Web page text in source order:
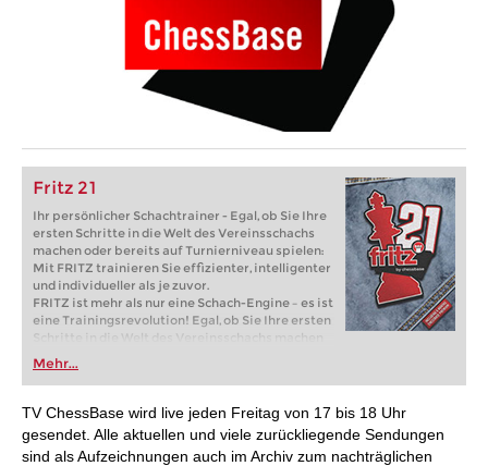
Fritz 21
Ihr persönlicher Schachtrainer - Egal, ob Sie Ihre
ersten Schritte in die Welt des Vereinsschachs
machen oder bereits auf Turnierniveau spielen:
Mit FRITZ trainieren Sie effizienter, intelligenter
und individueller als je zuvor.
FRITZ ist mehr als nur eine Schach-Engine – es ist
eine Trainingsrevolution! Egal, ob Sie Ihre ersten
Schritte in die Welt des Vereinsschachs machen
oder bereits auf Turnierniveau spielen: Mit
FRITZ trainieren Sie effizienter, intelligenter und
individueller als je zuvor.
Mehr...
TV ChessBase wird live jeden Freitag von 17 bis 18 Uhr
gesendet. Alle aktuellen und viele zurückliegende Sendungen
sind als Aufzeichnungen auch im Archiv zum nachträglichen